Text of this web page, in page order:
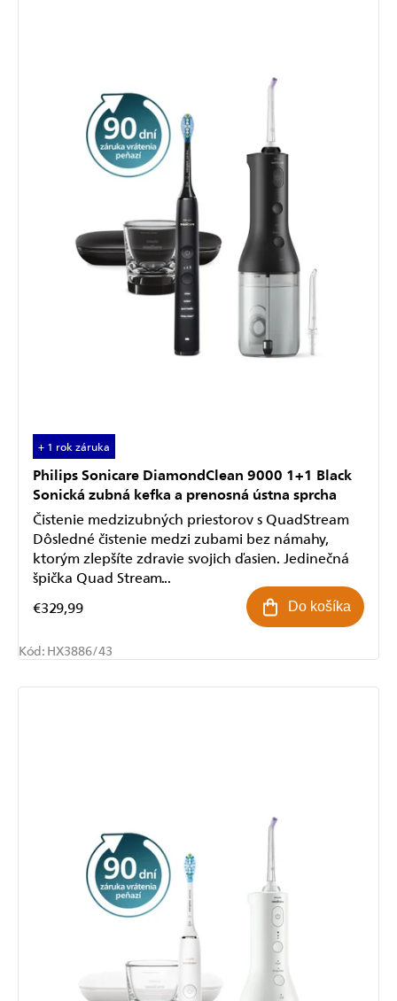
+ 1 rok záruka
Philips Sonicare DiamondClean 9000 1+1 Black
Sonická zubná kefka a prenosná ústna sprcha
€329,99 Do košíka
Čistenie medzizubných priestorov s QuadStream
Dôsledné čistenie medzi zubami bez námahy,
ktorým zlepšíte zdravie svojich ďasien. Jedinečná
špička Quad Stream...
Kód: HX3886/43